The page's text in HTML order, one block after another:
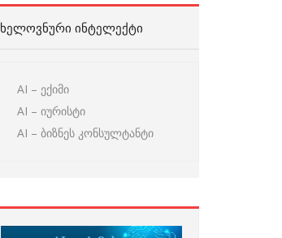
ᲮᲔᲚᲝᲕᲜᲣᲠᲘ ᲘᲜᲢᲔᲚᲔᲥᲢᲘ
AI – ექიმი
AI – იურისტი
AI – ბიზნეს კონსულტანტი